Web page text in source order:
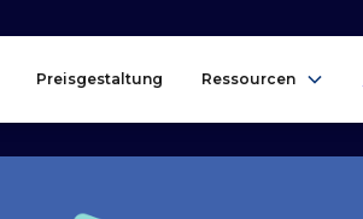
Preisgestaltung Ressourcen